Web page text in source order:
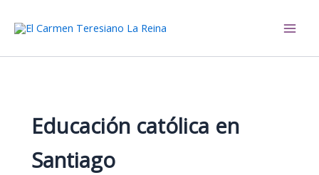
Educación católica en
Santiago